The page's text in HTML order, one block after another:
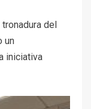
del
un
iniciativa